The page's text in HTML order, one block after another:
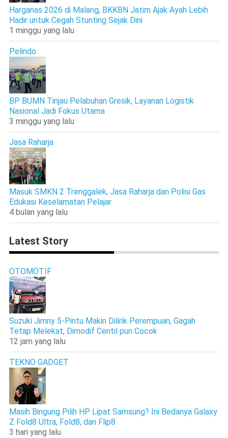
Harganas 2026 di Malang, BKKBN Jatim Ajak Ayah Lebih
Hadir untuk Cegah Stunting Sejak Dini
1 minggu yang lalu
Pelindo
BP BUMN Tinjau Pelabuhan Gresik, Layanan Logistik
Nasional Jadi Fokus Utama
3 minggu yang lalu
Jasa Raharja
Masuk SMKN 2 Trenggalek, Jasa Raharja dan Polisi Gas
Edukasi Keselamatan Pelajar
4 bulan yang lalu
Latest Story
OTOMOTIF
Suzuki Jimny 5-Pintu Makin Dilirik Perempuan, Gagah
Tetap Melekat, Dimodif Centil pun Cocok
12 jam yang lalu
TEKNO GADGET
Masih Bingung Pilih HP Lipat Samsung? Ini Bedanya Galaxy
Z Fold8 Ultra, Fold8, dan Flip8
3 hari yang lalu